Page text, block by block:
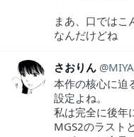
まあ、口ではこ
なんだけどね
さおりん
本作の核心に迫
設定よね。
私は完全に後年
MGS2のラスト